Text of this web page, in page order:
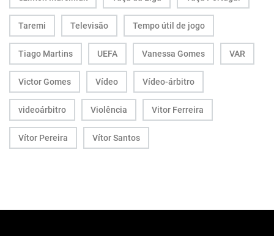
Taremi Televisão Tempo útil de jogo
Tiago Martins UEFA Vanessa Gomes VAR
Victor Gomes Vídeo Vídeo-árbitro
videoárbitro Violência Vitor Ferreira
Vítor Pereira Vítor Santos